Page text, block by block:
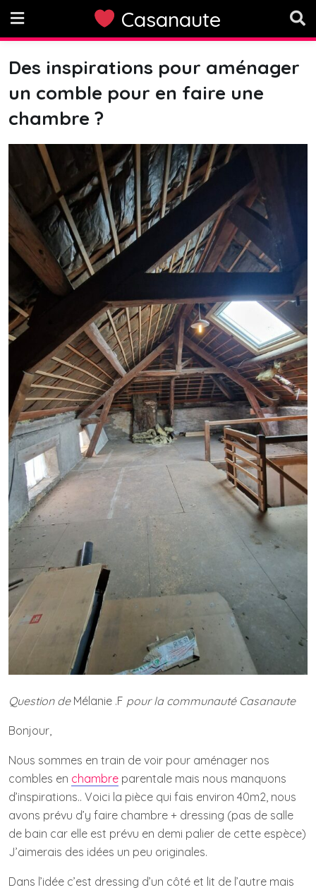
content
Casanaute
Des inspirations pour aménager
un comble pour en faire une
chambre ?
Question deMélanie .F pour la communauté Casanaute
Bonjour,
Nous sommes en train de voir pour aménager nos
combles en chambre parentale mais nous manquons
d’inspirations.. Voici la pièce qui fais environ 40m2, nous
avons prévu d’y faire chambre + dressing (pas de salle
de bain car elle est prévu en demi palier de cette espèce)
J’aimerais des idées un peu originales.
Dans l’idée c’est dressing d’un côté et lit de l’autre mais